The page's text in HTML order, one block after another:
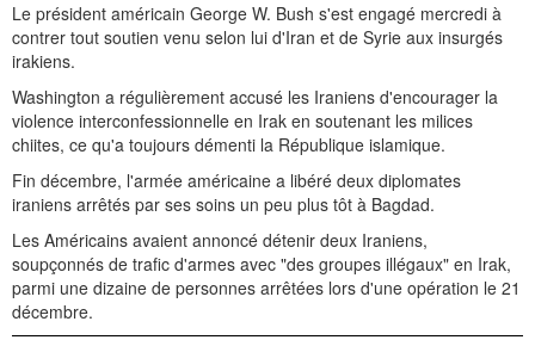
Le président américain George W. Bush s'est engagé mercredi à
contrer tout soutien venu selon lui d'Iran et de Syrie aux insurgés
irakiens.
Washington a régulièrement accusé les Iraniens d'encourager la
violence interconfessionnelle en Irak en soutenant les milices
chiites, ce qu'a toujours démenti la République islamique.
Fin décembre, l'armée américaine a libéré deux diplomates
iraniens arrêtés par ses soins un peu plus tôt à Bagdad.
Les Américains avaient annoncé détenir deux Iraniens,
soupçonnés de trafic d'armes avec "des groupes illégaux" en Irak,
parmi une dizaine de personnes arrêtées lors d'une opération le 21
décembre.